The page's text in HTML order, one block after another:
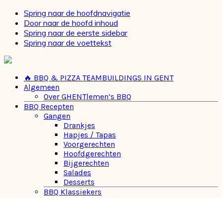
Spring naar de hoofdnavigatie
Door naar de hoofd inhoud
Spring naar de eerste sidebar
Spring naar de voettekst
🔥 BBQ & PIZZA TEAMBUILDINGS IN GENT
Algemeen
Over GHENTlemen’s BBQ
BBQ Recepten
Gangen
Drankjes
Hapjes / Tapas
Voorgerechten
Hoofdgerechten
Bijgerechten
Salades
Desserts
BBQ Klassiekers